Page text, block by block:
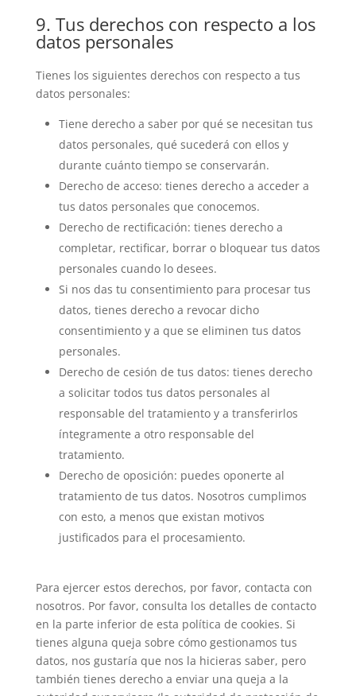
9. Tus derechos con respecto a los
datos personales
Tienes los siguientes derechos con respecto a tus
datos personales:
Tiene derecho a saber por qué se necesitan tus
datos personales, qué sucederá con ellos y
durante cuánto tiempo se conservarán.
Derecho de acceso: tienes derecho a acceder a
tus datos personales que conocemos.
Derecho de rectificación: tienes derecho a
completar, rectificar, borrar o bloquear tus datos
personales cuando lo desees.
Si nos das tu consentimiento para procesar tus
datos, tienes derecho a revocar dicho
consentimiento y a que se eliminen tus datos
personales.
Derecho de cesión de tus datos: tienes derecho
a solicitar todos tus datos personales al
responsable del tratamiento y a transferirlos
íntegramente a otro responsable del
tratamiento.
Derecho de oposición: puedes oponerte al
tratamiento de tus datos. Nosotros cumplimos
con esto, a menos que existan motivos
justificados para el procesamiento.
Para ejercer estos derechos, por favor, contacta con
nosotros. Por favor, consulta los detalles de contacto
en la parte inferior de esta política de cookies. Si
tienes alguna queja sobre cómo gestionamos tus
datos, nos gustaría que nos la hicieras saber, pero
también tienes derecho a enviar una queja a la